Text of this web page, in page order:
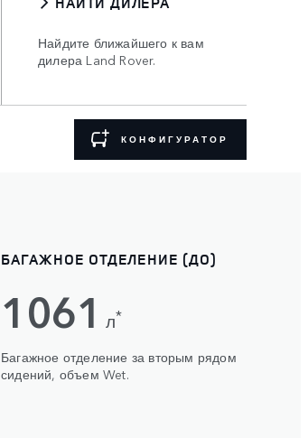
Найдите ближайшего к вам
дилера Land Rover.
КОНФИГУРАТОР
БАГАЖНОЕ ОТДЕЛЕНИЕ (ДО)
1061 л*
Багажное отделение за вторым рядом
сидений, объем Wet.